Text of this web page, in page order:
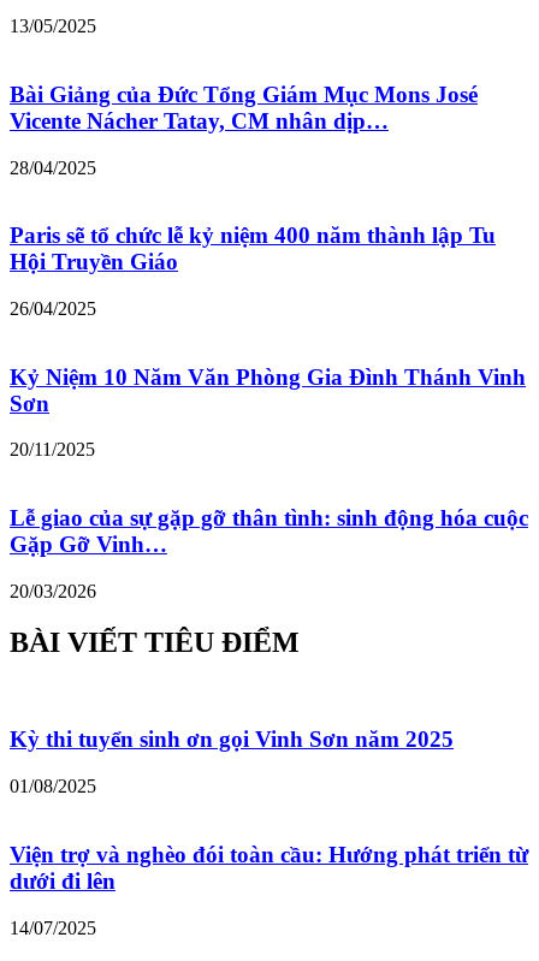
13/05/2025
Bài Giảng của Đức Tổng Giám Mục Mons José
Vicente Nácher Tatay, CM nhân dịp…
28/04/2025
Paris sẽ tổ chức lễ kỷ niệm 400 năm thành lập Tu
Hội Truyền Giáo
26/04/2025
Kỷ Niệm 10 Năm Văn Phòng Gia Đình Thánh Vinh
Sơn
20/11/2025
Lễ giao của sự gặp gỡ thân tình: sinh động hóa cuộc
Gặp Gỡ Vinh…
20/03/2026
BÀI VIẾT TIÊU ĐIỂM
Kỳ thi tuyển sinh ơn gọi Vinh Sơn năm 2025
01/08/2025
Viện trợ và nghèo đói toàn cầu: Hướng phát triển từ
dưới đi lên
14/07/2025